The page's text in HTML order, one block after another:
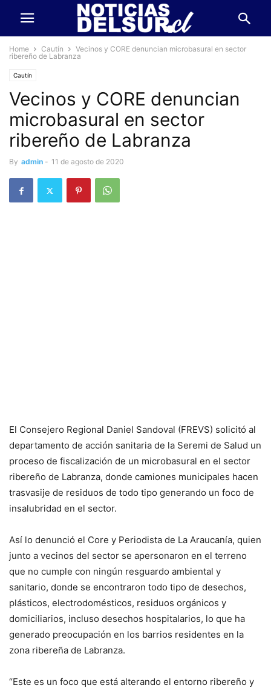
Home Cautín
Vecinos y CORE denuncian microbasural en sector
ribereño de Labranza
Cautín
Vecinos y CORE denuncian
microbasural en sector
ribereño de Labranza
By admin - 11 de agosto de 2020
El Consejero Regional Daniel Sandoval (FREVS) solicitó al
departamento de acción sanitaria de la Seremi de Salud un
proceso de fiscalización de un microbasural en el sector
ribereño de Labranza, donde camiones municipales hacen
trasvasije de residuos de todo tipo generando un foco de
insalubridad en el sector.
Así lo denunció el Core y Periodista de La Araucanía, quien
junto a vecinos del sector se apersonaron en el terreno
que no cumple con ningún resguardo ambiental y
sanitario, donde se encontraron todo tipo de desechos,
plásticos, electrodomésticos, residuos orgánicos y
domiciliarios, incluso desechos hospitalarios, lo que ha
generado preocupación en los barrios residentes en la
zona ribereña de Labranza.
“Este es un foco que está alterando el entorno ribereño y